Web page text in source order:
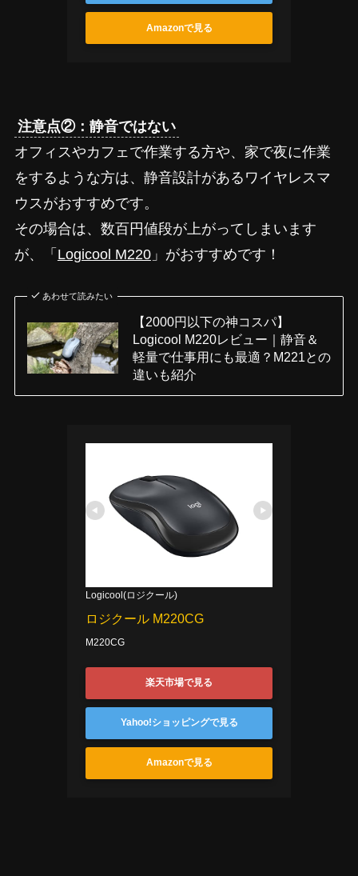
Amazonで見る
注意点②：静音ではない
オフィスやカフェで作業する方や、家で夜に作業
をするような方は、静音設計があるワイヤレスマ
ウスがおすすめです。
その場合は、数百円値段が上がってしまいます
が、「 Logicool M220」がおすすめです！
あわせて読みたい
【2000円以下の神コスパ】
Logicool M220レビュー｜静音＆
軽量で仕事用にも最適？M221との
違いも紹介
Logicool(ロジクール)
ロジクール M220CG
M220CG
楽天市場で見る
Yahoo!ショッピングで見る
Amazonで見る